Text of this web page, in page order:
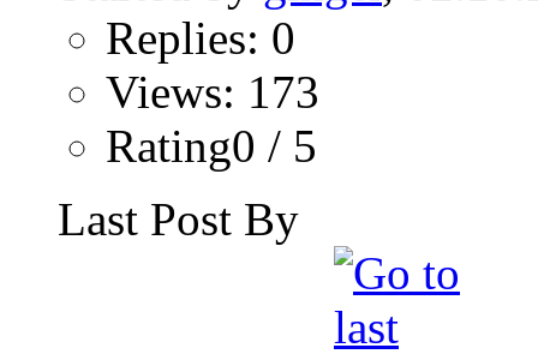
Replies: 0
Views: 173
Rating0 / 5
Last Post By